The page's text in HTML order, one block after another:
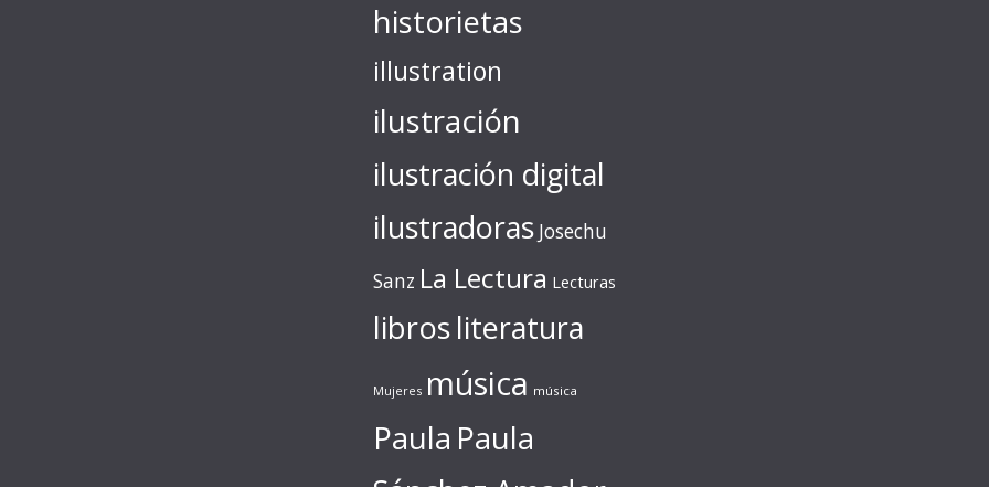
historietas
illustration
ilustración
ilustración digital
ilustradoras Josechu
Sanz La Lectura Lecturas
librosliteratura
Mujeres música música
Paula Paula